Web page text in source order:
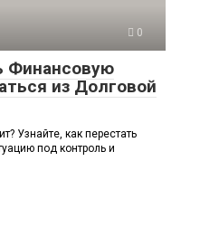
0
Финансовую
из Долговой
Узнайте, как перестать
под контроль и